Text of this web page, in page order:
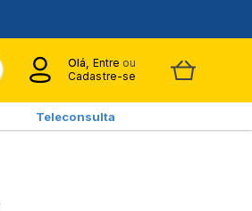
Olá, Entre ou
Cadastre-se
Teleconsulta